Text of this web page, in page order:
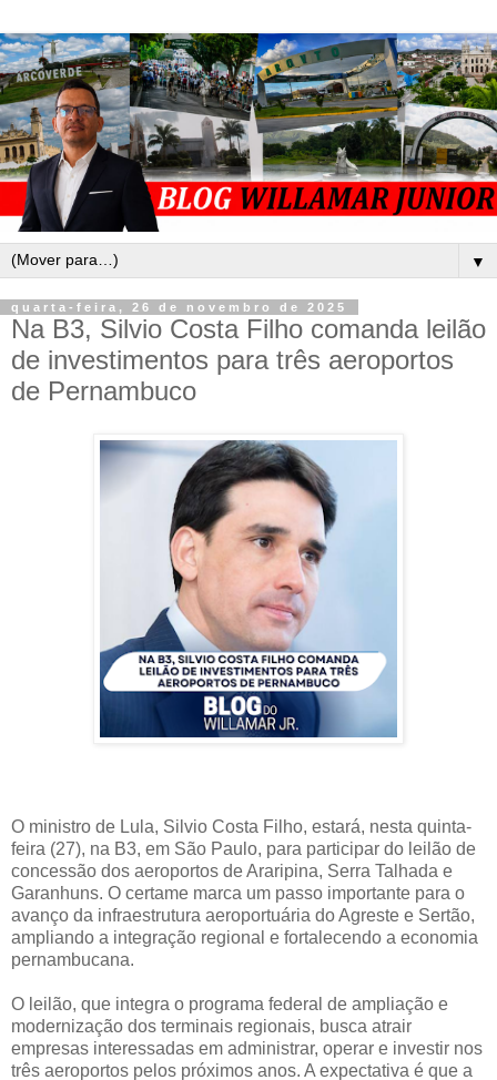
▼
quarta-feira, 26 de novembro de 2025
Na B3, Silvio Costa Filho comanda leilão
de investimentos para três aeroportos
de Pernambuco
O ministro de Lula, Silvio Costa Filho, estará, nesta quinta-
feira (27), na B3, em São Paulo, para participar do leilão de
concessão dos aeroportos de Araripina, Serra Talhada e
Garanhuns. O certame marca um passo importante para o
avanço da infraestrutura aeroportuária do Agreste e Sertão,
ampliando a integração regional e fortalecendo a economia
pernambucana.
O leilão, que integra o programa federal de ampliação e
modernização dos terminais regionais, busca atrair
empresas interessadas em administrar, operar e investir nos
três aeroportos pelos próximos anos. A expectativa é que a